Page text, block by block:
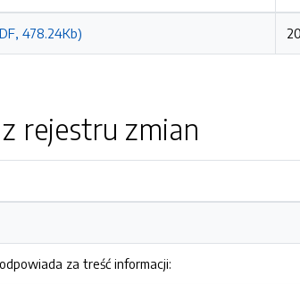
478.24Kb)
rejestru zmian
za treść informacji: